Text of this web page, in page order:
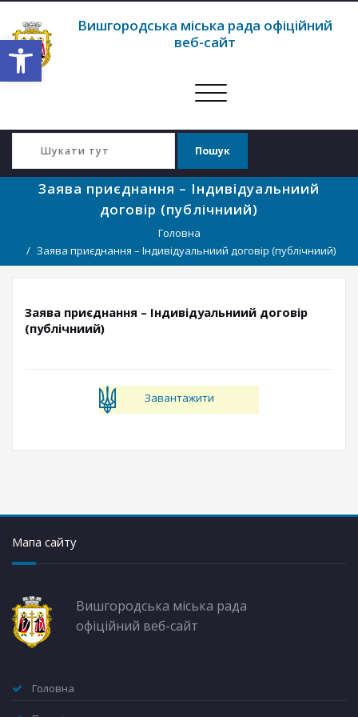
Відкрити Панель інструментів
Вишгородська міська рада офіційний
веб-сайт
Перемкнути
Заява приєднання – Індивідуальниий
договір (публічниий)
Головна
Заява приєднання – Індивідуальниий договір (публічниий)
Заява приєднання – Індивідуальниий договір
(публічниий)
Завантажити
Мапа сайту
Вишгородська міська рада
офіційний веб-сайт
Головна